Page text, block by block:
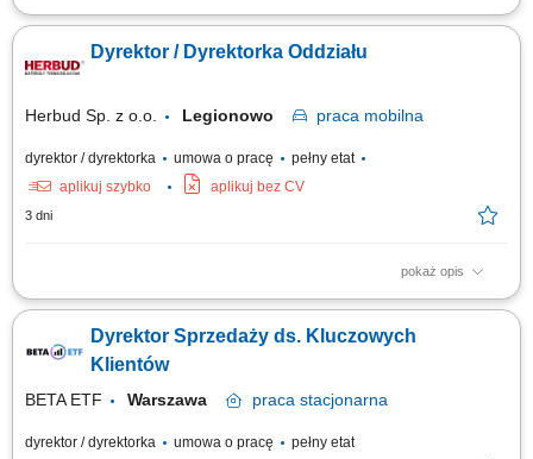
Odpowiedzialność za realizację strategii sprzedażowej hotelu oraz
konferencji, eventów, gastronomii i usług dodatkowych; Aktywne
pozyskiwanie nowych klientów w segmentach corporate, MICE, leisure,
Dyrektor / Dyrektorka Oddziału
Herbud Sp. z o.o. Legionowo praca mobilna
dyrektor / dyrektorka umowa o pracę
pełny etat
aplikuj szybko
aplikuj bez CV
3 dni
pokaż opis
Opis stanowiska Kompleksowe zarządzanie codzienną pracą oraz
Koordynowanie działań zespołu handlowców, wyznaczanie celów
sprzedażowych oraz bieżący monitoring trendów rynkowych.
Dyrektor Sprzedaży ds. Kluczowych
Klientów
BETA ETF Warszawa praca stacjonarna
dyrektor / dyrektorka umowa o pracę pełny etat